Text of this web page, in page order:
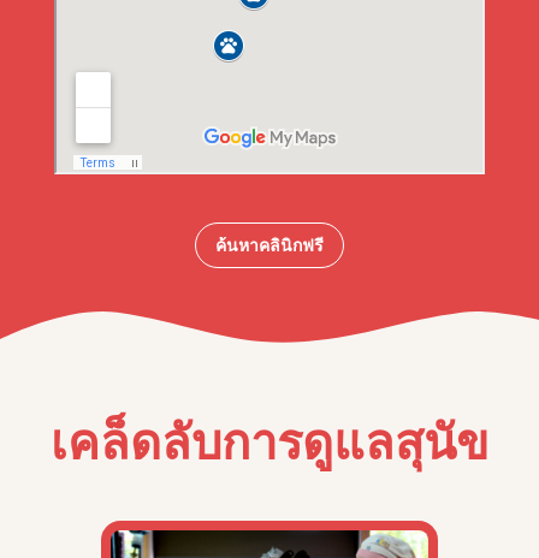
ค้นหาคลินิกฟรี
เคล็ดลับการดูแลสุนัข